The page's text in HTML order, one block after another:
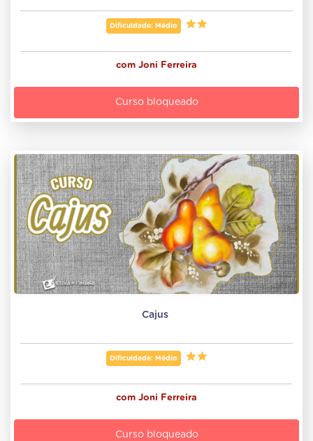
Dificuldade: Médio
com Joni Ferreira
Curso bloqueado
Cajus
Dificuldade: Médio
com Joni Ferreira
Curso bloqueado